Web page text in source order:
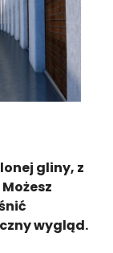
gliny, z
wygląd.